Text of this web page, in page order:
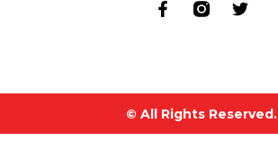
© All Rights Reserved.